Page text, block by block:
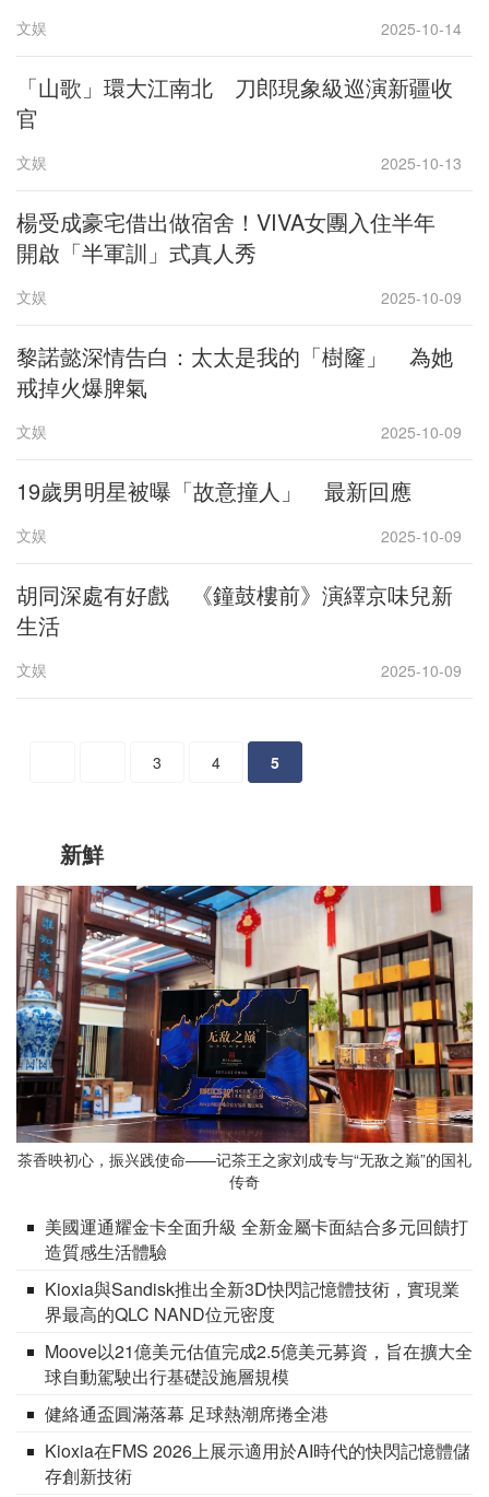
文娱 2025-10-14
「山歌」環大江南北 刀郎現象級巡演新疆收
官
文娱 2025-10-13
楊受成豪宅借出做宿舍！VIVA女團入住半年
開啟「半軍訓」式真人秀
文娱 2025-10-09
黎諾懿深情告白：太太是我的「樹窿」 為她
戒掉火爆脾氣
文娱 2025-10-09
19歲男明星被曝「故意撞人」 最新回應
文娱 2025-10-09
胡同深處有好戲 《鐘鼓樓前》演繹京味兒新
生活
文娱 2025-10-09
3 4 5
新鮮
茶香映初心，振兴践使命——记茶王之家刘成专与“无敌之巅”的国礼
传奇
美國運通耀金卡全面升級 全新金屬卡面結合多元回饋打
造質感生活體驗
Kioxia與Sandisk推出全新3D快閃記憶體技術，實現業
界最高的QLC NAND位元密度
Moove以21億美元估值完成2.5億美元募資，旨在擴大全
球自動駕駛出行基礎設施層規模
健絡通盃圓滿落幕 足球熱潮席捲全港
Kioxia在FMS 2026上展示適用於AI時代的快閃記憶體儲
存創新技術